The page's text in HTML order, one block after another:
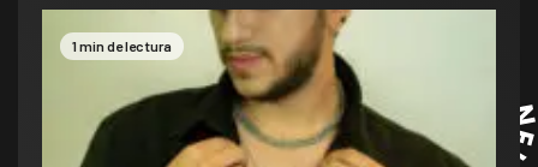
1 min de lectura